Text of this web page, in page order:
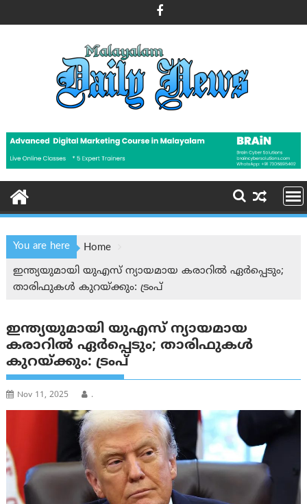
to
You are here
Home
ഇന്ത്യയുമായി യുഎസ് ന്യായമായ കരാറിൽ ഏർപ്പെടും;
താരിഫുകള്‍ കുറയ്ക്കും: ട്രംപ്
ഇന്ത്യയുമായി യുഎസ് ന്യായമായ
കരാറിൽ ഏർപ്പെടും; താരിഫുകള്‍
കുറയ്ക്കും: ട്രംപ്
Nov 11, 2025 .